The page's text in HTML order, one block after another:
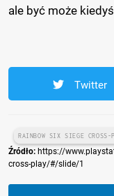
ale być może
Twitter
RAINBOW SIX SIEGE CROSS-
Źródło: https://
cross-play/#/slide/1